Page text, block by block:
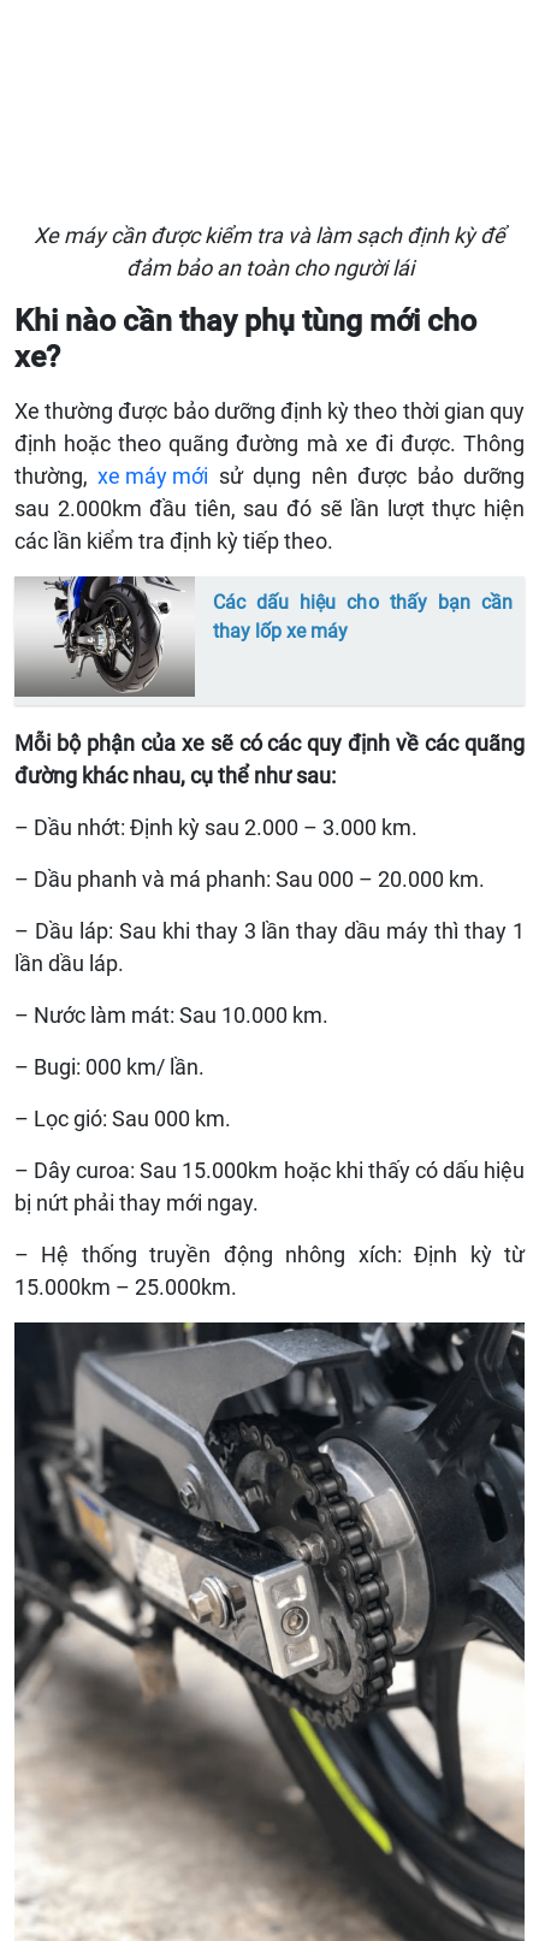
Xe máy cần được kiểm tra và làm sạch định kỳ để
đảm bảo an toàn cho người lái
Khi nào cần thay phụ tùng mới cho
xe?
Xe thường được bảo dưỡng định kỳ theo thời gian quy
định hoặc theo quãng đường mà xe đi được. Thông
thường,xe máy mới sử dụng nên được bảo dưỡng
sau 2.000km đầu tiên, sau đó sẽ lần lượt thực hiện
các lần kiểm tra định kỳ tiếp theo.
Các dấu hiệu cho thấy bạn cần
thay lốp xe máy
Mỗi bộ phận của xe sẽ có các quy định về các quãng
đường khác nhau, cụ thể như sau:
– Dầu nhớt: Định kỳ sau 2.000 – 3.000 km.
– Dầu phanh và má phanh: Sau 000 – 20.000 km.
– Dầu láp: Sau khi thay 3 lần thay dầu máy thì thay 1
lần dầu láp.
– Nước làm mát: Sau 10.000 km.
– Bugi: 000 km/ lần.
– Lọc gió: Sau 000 km.
– Dây curoa: Sau 15.000km hoặc khi thấy có dấu hiệu
bị nứt phải thay mới ngay.
– Hệ thống truyền động nhông xích: Định kỳ từ
15.000km – 25.000km.